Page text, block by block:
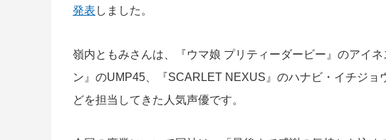
発表 しました。
嶺内ともみさんは、『ウマ娘 プリティーダービー』のアイ
ン』のUMP45、『SCARLET NEXUS』のハナビ・イチジ
どを担当してきた人気声優です。